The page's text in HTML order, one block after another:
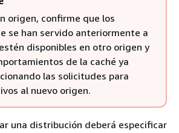
origen, confirme que los
se han servido anteriormente a
disponibles en otro origen y
de la caché ya
las solicitudes para
al nuevo origen.
una distribución deberá especificar